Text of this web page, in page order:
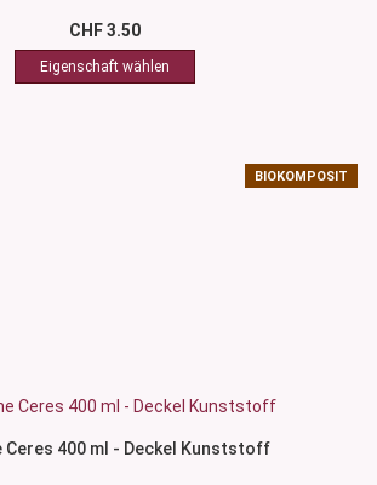
CHF 3.50
BIOKOMPOSIT
Ceres 400 ml - Deckel Kunststoff